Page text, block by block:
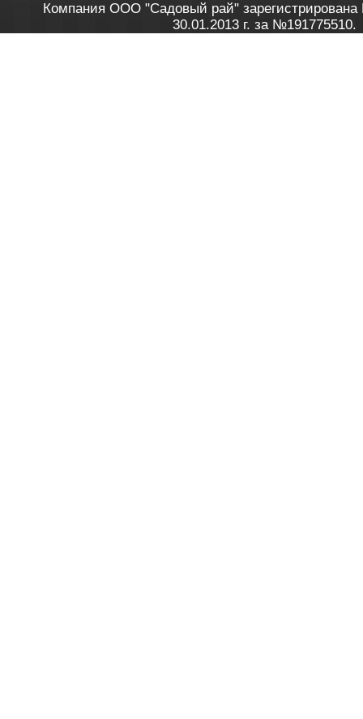
Компания ООО "Садовый рай" зарегистрирована
30.01.2013 г. за №191775510.